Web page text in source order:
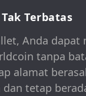
Terbatas
Anda dapat
tanpa
alamat
dan tetap